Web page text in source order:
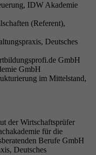
IDW Akademie
(Referent),
Deutsches
GmbH
GmbH
im Mittelstand,
der Wirtschaftsprüfer
für die
Berufe GmbH
Deutsches